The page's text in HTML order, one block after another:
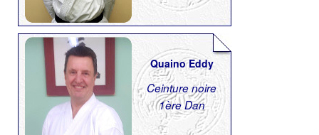
Quaino Eddy
Ceinture noire
1ère Dan